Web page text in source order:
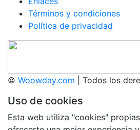
Términos y condiciones
Política de privacidad
© Woowday.com | Todos los
Uso de cookies
Esta web utiliza "cookies"